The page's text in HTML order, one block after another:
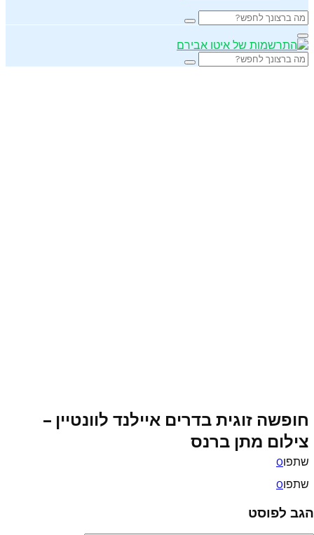
Search
for:
Search
Primary
Menu
Search
for:
Search
חופשה זוגית בדרים איילנד לוונטיין –
צילום מתן ברנס
שתפו0
שתפו0
הגב לפוסט